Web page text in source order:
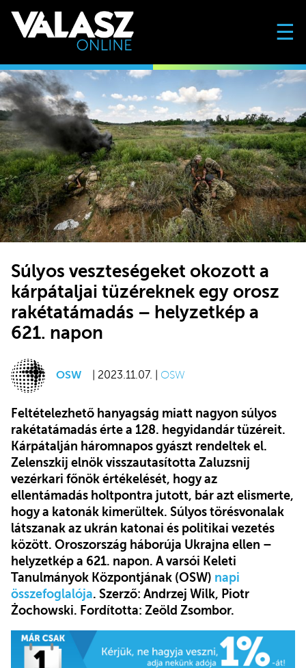
☰
Súlyos veszteségeket okozott a
kárpátaljai tüzéreknek egy orosz
rakétatámadás – helyzetkép a
621. napon
OSW | 2023.11.07. | OSW
Feltételezhető hanyagság miatt nagyon súlyos
rakétatámadás érte a 128. hegyidandár tüzéreit.
Kárpátalján háromnapos gyászt rendeltek el.
Zelenszkij elnök visszautasította Zaluzsnij
vezérkari főnök értékelését, hogy az
ellentámadás holtpontra jutott, bár azt elismerte,
hogy a katonák kimerültek. Súlyos törésvonalak
látszanak az ukrán katonai és politikai vezetés
között. Oroszország háborúja Ukrajna ellen –
helyzetkép a 621. napon. A varsói Keleti
Tanulmányok Központjának (OSW) napi
összefoglalója. Szerző: Andrzej Wilk, Piotr
Żochowski. Fordította: Zeöld Zsombor.